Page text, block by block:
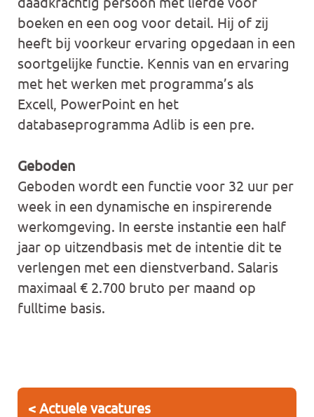
boeken en een oog voor detail. Hij of zij
heeft bij voorkeur ervaring opgedaan in een
soortgelijke functie. Kennis van en ervaring
met het werken met programma’s als
Excell, PowerPoint en het
databaseprogramma Adlib is een pre.
Geboden
Geboden wordt een functie voor 32 uur per
week in een dynamische en inspirerende
werkomgeving. In eerste instantie een half
jaar op uitzendbasis met de intentie dit te
verlengen met een dienstverband. Salaris
maximaal € 2.700 bruto per maand op
fulltime basis.
< Actuele vacatures